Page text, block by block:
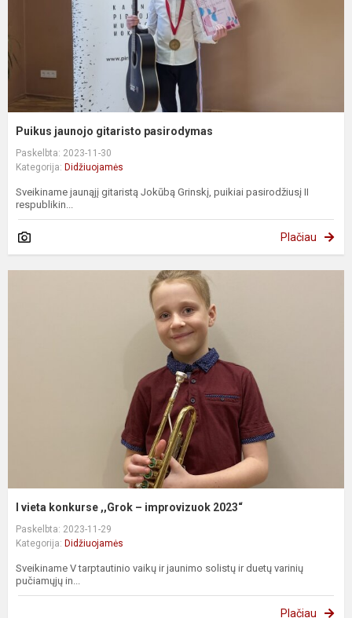
Puikus jaunojo gitaristo pasirodymas
Paskelbta: 2023-11-30
Kategorija: Didžiuojamės
Sveikiname jaunąjį gitaristą Jokūbą Grinskį, puikiai pasirodžiusį II
respublikin...
Plačiau
I vieta konkurse ,,Grok – improvizuok 2023“
Paskelbta: 2023-11-29
Kategorija: Didžiuojamės
Sveikiname V tarptautinio vaikų ir jaunimo solistų ir duetų varinių
pučiamųjų in...
Plačiau